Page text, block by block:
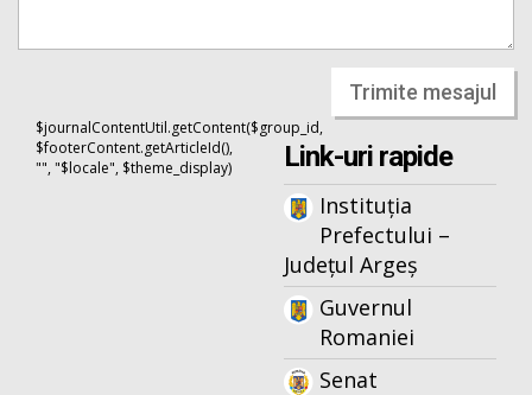
Trimite mesajul
$journalContentUtil.getContent($group_id,
$footerContent.getArticleId(),
"", "$locale", $theme_display)
Link-uri rapide
Instituția
Prefectului –
Județul Argeș
Guvernul
Romaniei
Senat